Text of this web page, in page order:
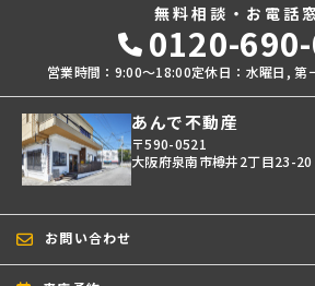
無料相談・お電話
0120-
営業時間：9:00〜18:00定休日：水曜日, 第
あんで不動産
〒590-0521
大阪府泉南市樽井2丁目23-20
お問い合わせ